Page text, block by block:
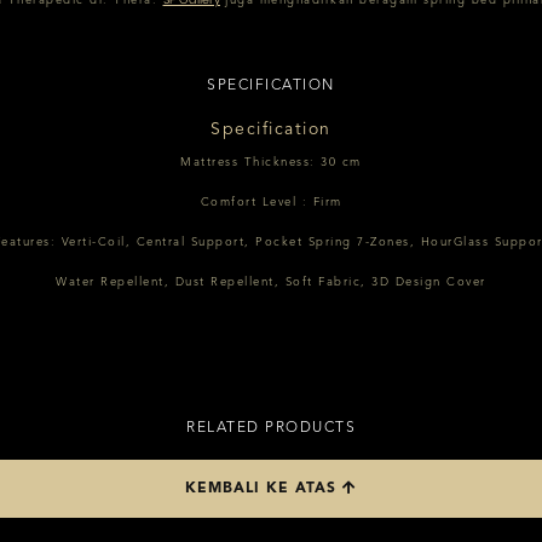
SPECIFICATION
Specification
Mattress Thickness: 30 cm
Comfort Level : Firm
Verti-Coil, Central Support, Pocket Spring 7-Zones, HourGlass
Water Repellent, Dust Repellent, Soft Fabric, 3D Design Cover
RELATED PRODUCTS
KEMBALI KE ATAS